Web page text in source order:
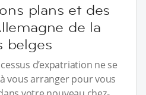
plans et des
de la
belges
d’expatriation ne se
vous arranger pour vous